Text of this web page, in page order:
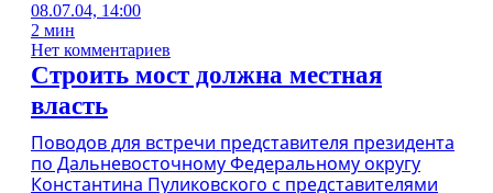
08.07.04, 14:00
2 мин
Нет комментариев
Строить мост должна местная
власть
Поводов для встречи представителя президента
по Дальневосточному Федеральному округу
Константина Пуликовского с представителями